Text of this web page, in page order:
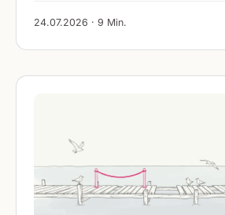
24.07.2026 · 9 Min.